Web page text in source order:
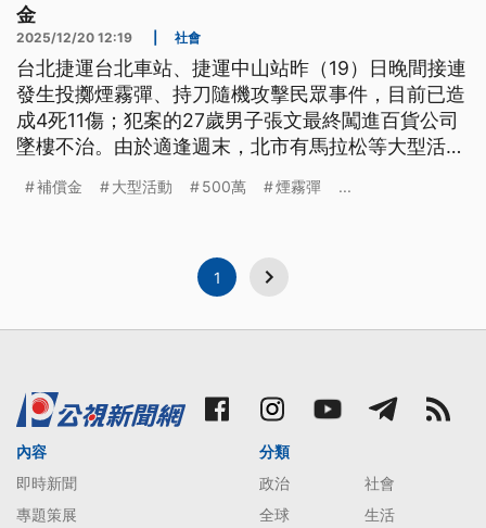
金
2025/12/20 12:19 社會
台北捷運台北車站、捷運中山站昨（19）日晚間接連
發生投擲煙霧彈、持刀隨機攻擊民眾事件，目前已造
成4死11傷；犯案的27歲男子張文最終闖進百貨公司
墜樓不治。由於適逢週末，北市有馬拉松等大型活
應變措施。市長蔣萬安表示，針對這次事件，規劃每
補償金 大型活動 500萬 煙霧彈 ...
1
內容
即時新聞
專題策展
分類
政治
社會
全球
生活